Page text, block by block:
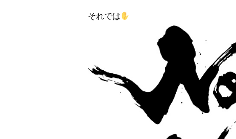
それでは